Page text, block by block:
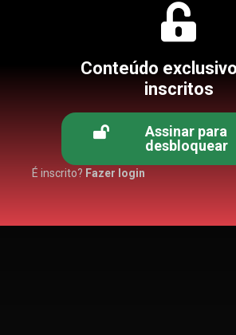
Conteúdo
inscritos
Assinar para
desbloquear
É inscrito? Fazer login